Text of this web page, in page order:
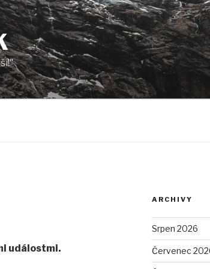
událostmi.
ARCHIVY
Srpen 2026
Červenec